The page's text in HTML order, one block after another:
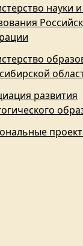
науки
развития